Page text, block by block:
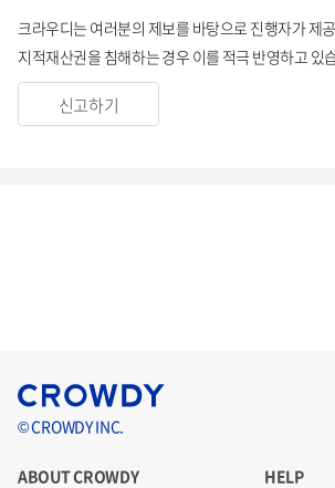
크라우디는 여러분의 제보를 바탕으로 진행자가 제
지적재산권을 침해하는 경우 이를 적극 반영하고 있
신고하기
© CROWDY INC.
ABOUT CROWDY HELP